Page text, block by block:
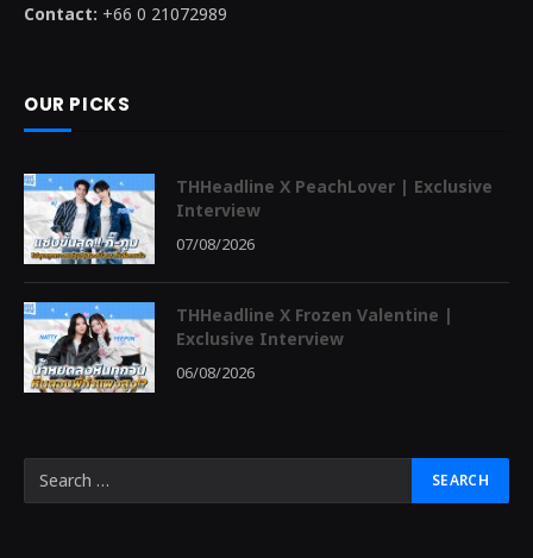
Contact: +66 0 21072989
OUR PICKS
THHeadline X PeachLover | Exclusive
Interview
07/08/2026
THHeadline X Frozen Valentine |
Exclusive Interview
06/08/2026